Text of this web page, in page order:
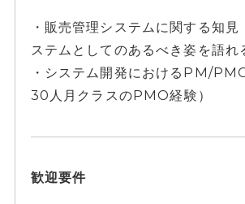
・販売管理システムに関する知見
ステムとしてのあるべき姿を語れ
・システム開発におけるPM/
30人月クラスのPMO経験）
歓迎要件